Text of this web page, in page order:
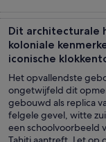
Dit architecturale
koloniale
iconische
Het opvallendste
ongetwijfeld dit
gebouwd als replica
felgele gevel, witte
een schoolvoorbeeld